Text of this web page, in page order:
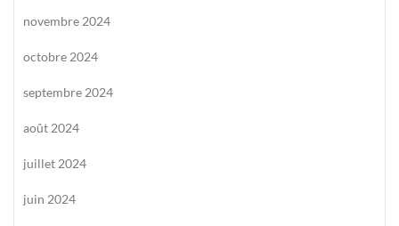
novembre 2024
octobre 2024
septembre 2024
août 2024
juillet 2024
juin 2024